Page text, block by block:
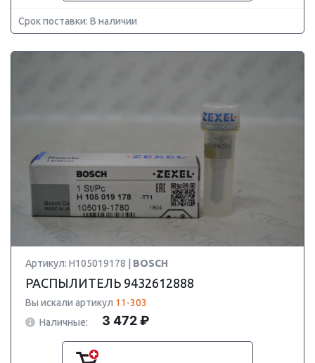
Срок поставки: В наличии
Артикул: H105019178 | BOSCH
РАСПЫЛИТЕЛЬ 9432612888
Вы искали артикул 11-303
Наличные:
3 472 ₽